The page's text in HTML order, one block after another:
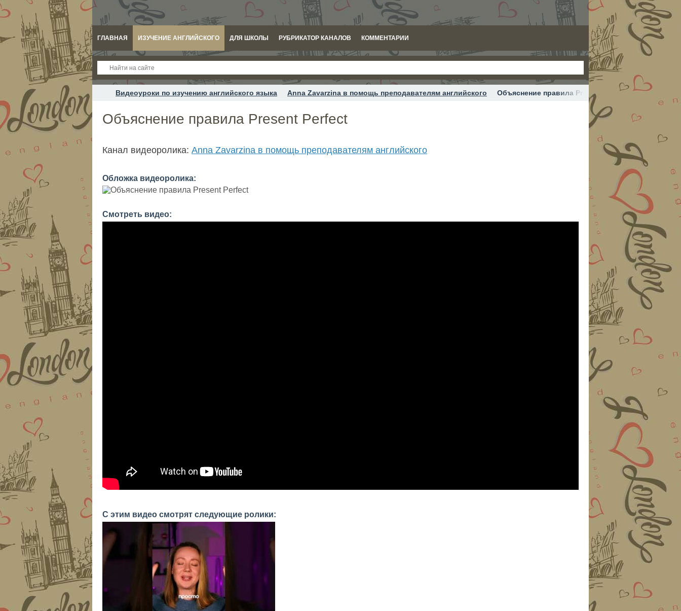
ГЛАВНАЯ ИЗУЧЕНИЕ АНГЛИЙСКОГО ДЛЯ ШКОЛЫ РУБРИКАТОР КАНАЛОВ КОММЕНТАРИИ
Видеоуроки по изучению английского языка Anna Zavarzina в помощь преподавателям английского Объяснение правила Present Perfect
Объяснение правила Present Perfect
Канал видеоролика: Anna Zavarzina в помощь преподавателям английского
Обложка видеоролика:
Смотреть видео:
С этим видео смотрят следующие ролики: